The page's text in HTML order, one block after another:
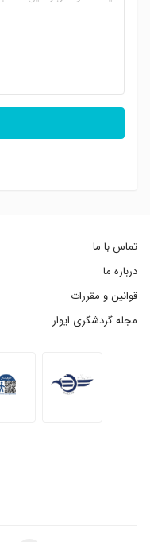
تماس با ما
درباره ما
قوانین و مقررات
مجله گردشگری ایوار